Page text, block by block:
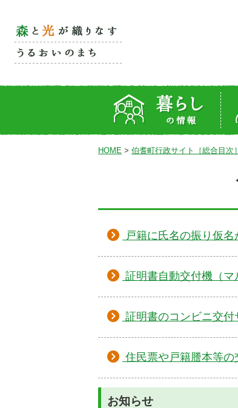
HOME > 伯耆町行政サイト［総合目次］
戸籍に氏名の振り仮
証明書自動交付機（マ
証明書のコンビニ交付
住民票や戸籍謄本等
お知らせ